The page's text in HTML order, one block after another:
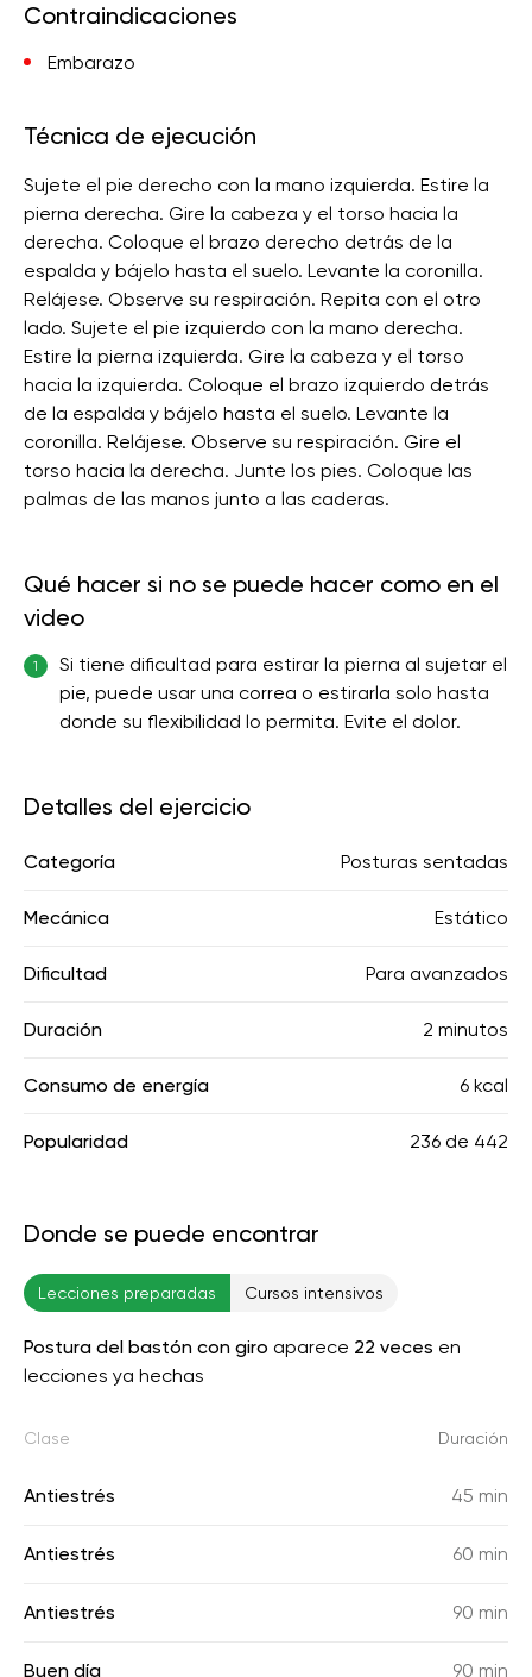
Contraindicaciones
Embarazo
Técnica de ejecución
Sujete el pie derecho con la mano izquierda. Estire la
pierna derecha. Gire la cabeza y el torso hacia la
derecha. Coloque el brazo derecho detrás de la
espalda y bájelo hasta el suelo. Levante la coronilla.
Relájese. Observe su respiración. Repita con el otro
lado. Sujete el pie izquierdo con la mano derecha.
Estire la pierna izquierda. Gire la cabeza y el torso
hacia la izquierda. Coloque el brazo izquierdo detrás
de la espalda y bájelo hasta el suelo. Levante la
coronilla. Relájese. Observe su respiración. Gire el
torso hacia la derecha. Junte los pies. Coloque las
palmas de las manos junto a las caderas.
Qué hacer si no se puede hacer como en el
video
1
Si tiene dificultad para estirar la pierna al sujetar el
pie, puede usar una correa o estirarla solo hasta
donde su flexibilidad lo permita. Evite el dolor.
Detalles del ejercicio
Categoría Posturas sentadas
Mecánica Estático
Dificultad Para avanzados
Duración 2 minutos
Consumo de energía 6 kcal
Popularidad 236 de 442
Donde se puede encontrar
Lecciones preparadas Cursos intensivos
Postura del bastón con giro aparece 22 veces en
lecciones ya hechas
Clase Duración
Antiestrés 45 min
Antiestrés 60 min
Antiestrés 90 min
Buen día 90 min